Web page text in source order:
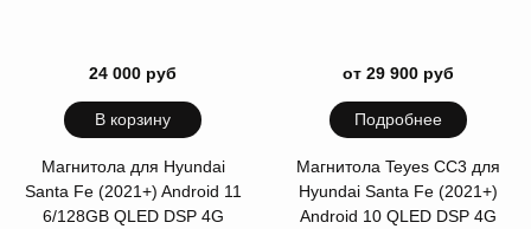
24 000 руб
В корзину
Магнитола для Hyundai
Santa Fe (2021+) Android 11
6/128GB QLED DSP 4G
от 29 900 руб
Подробнее
Магнитола Teyes CC3 для
Hyundai Santa Fe (2021+)
Android 10 QLED DSP 4G